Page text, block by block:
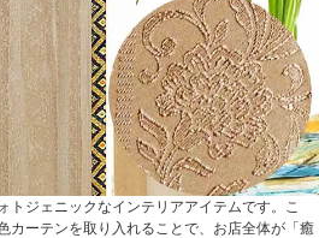
トジェニックなインテリアアイテムです。こ
カーテンを取り入れることで、お店全体が「癒